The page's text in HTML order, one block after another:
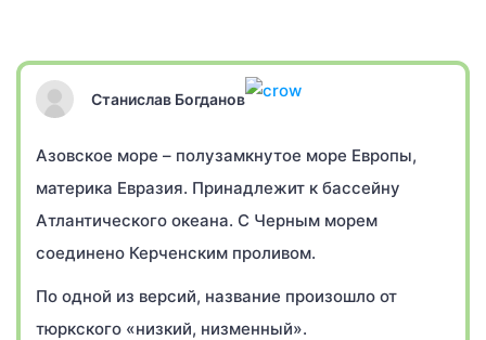
Станислав Богданов
Азовское море – полузамкнутое море Европы,
материка Евразия. Принадлежит к бассейну
Атлантического океана. С Черным морем
соединено Керченским проливом.
По одной из версий, название произошло от
тюркского «низкий, низменный».